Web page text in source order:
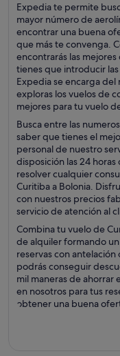
Expedia te permite
mayor número de
encontrar una buena
que más te convenga.
encontrarás las
tienes que introducir
Expedia se encarga del
exploras los vuelos de
mejores para tu vuelo
Busca entre las
saber que tienes el
personal de nuestro
disposición las 24
resolver cualquier
Curitiba a Bolonia.
con nuestros precios
servicio de atención al
Combina tu vuelo de
de alquiler formando
reservas con
podrás conseguir
mil maneras de ahorrar
en nosotros para tus
obtener una buena